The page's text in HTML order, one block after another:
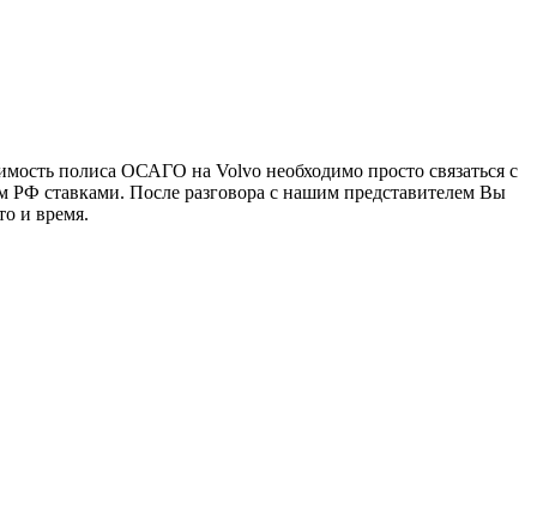
полиса ОСАГО на Volvo необходимо просто связаться с
ставками. После разговора с нашим представителем Вы
и время.